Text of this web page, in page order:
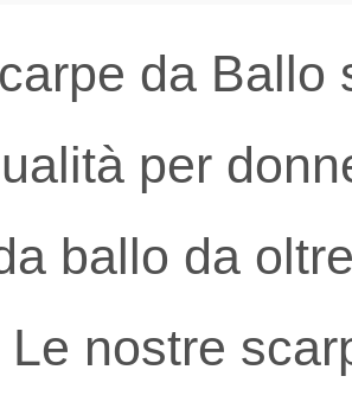
da Ballo
per
ballo da
Le nostre